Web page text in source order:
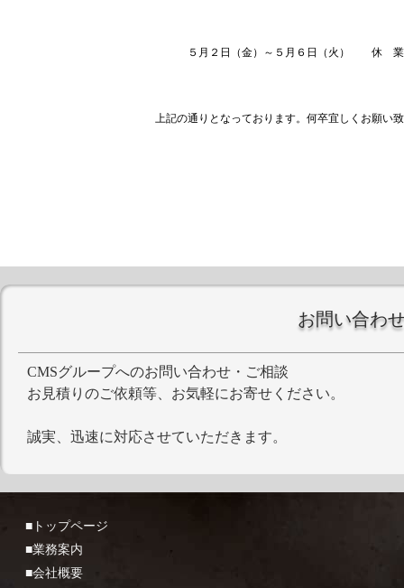
５月２日（金）～５月６日（火） 休 業
上記の通りとなっております。何卒宜しくお願い致
お問い合わ
CMSグループへのお問い合わせ・ご相談
お見積りのご依頼等、お気軽にお寄せください。
誠実、迅速に対応させていただきます。
■トップページ
■業務案内
■会社概要